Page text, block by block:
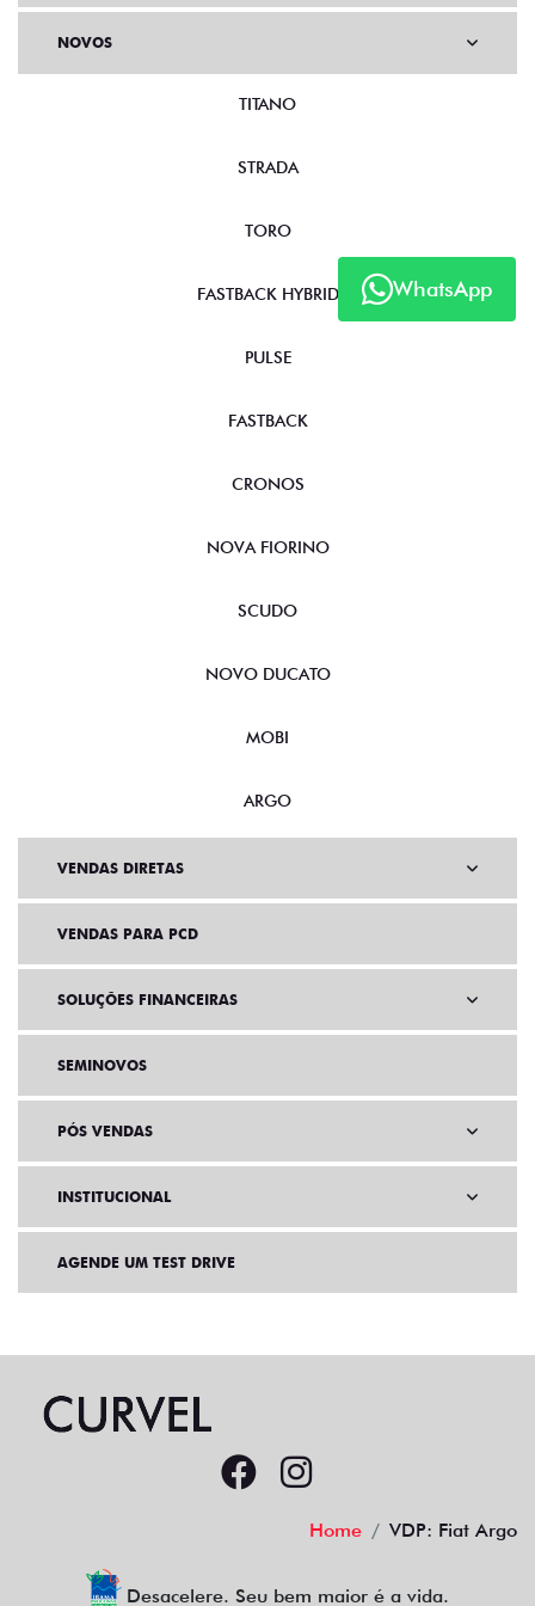
WhatsApp
NOVOS
TITANO
STRADA
TORO
FASTBACK HYBRID
PULSE
FASTBACK
CRONOS
NOVA FIORINO
SCUDO
NOVO DUCATO
MOBI
ARGO
VENDAS DIRETAS
VENDAS PARA PCD
SOLUÇÕES FINANCEIRAS
SEMINOVOS
PÓS VENDAS
INSTITUCIONAL
AGENDE UM TEST DRIVE
Home VDP: Fiat Argo
Desacelere. Seu bem maior é a vida.